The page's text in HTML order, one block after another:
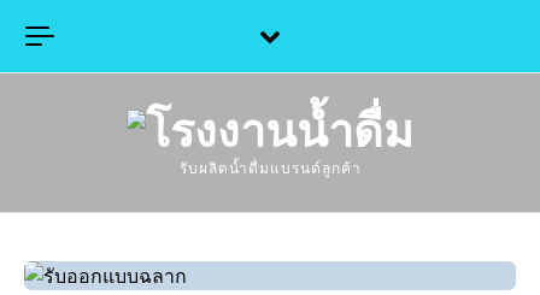
รับผลิตน้ำดื่มแบรนด์ลูกค้า